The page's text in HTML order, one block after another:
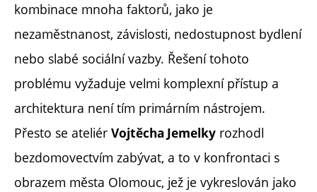
kombinace mnoha faktorů, jako je
nezaměstnanost, závislosti, nedostupnost bydlení
nebo slabé sociální vazby. Řešení tohoto
problému vyžaduje velmi komplexní přístup a
architektura není tím primárním nástrojem.
Přesto se ateliér Vojtěcha Jemelky rozhodl
bezdomovectvím zabývat, a to v konfrontaci s
obrazem města Olomouc, jež je vykreslován jako